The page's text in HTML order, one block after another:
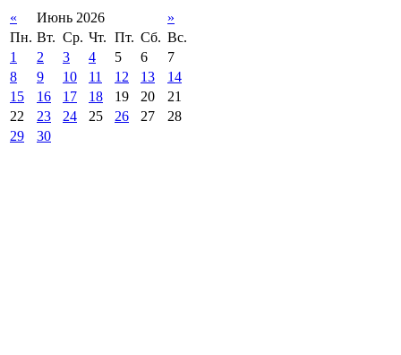
« Июнь 2026
»
Пн. Вт. Ср. Чт. Пт. Сб. Вс.
1
2 3 4 5 6
7
8
9 10 11 12 13
14
15
16 17 18 19 20
21
22
23 24 25 26 27
28
29
30